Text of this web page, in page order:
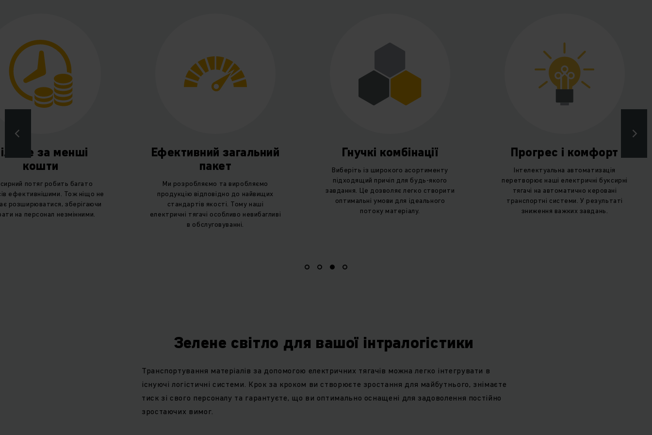
за менші
кошти
потяг робить багато
ефективнішими. Тож ніщо не
розширюватися, зберігаючи
на персонал незмінними.
Ефективний загальний
пакет
Ми розробляємо та виробляємо
продукцію відповідно до найвищих
стандартів якості. Тому наші
електричні тягачі особливо невибагливі
в обслуговуванні.
Гнучкі комбінації
Виберіть із широкого асортименту
підходящий причіп для будь-якого
завдання. Це дозволяє легко створити
оптимальні умови для ідеального
потоку матеріалу.
Прогрес і комфорт
Інтелектуальна автоматизація
перетворює наші електричні буксирні
тягачі на автоматично керовані
транспортні системи. У результаті
зниження важких завдань.
Зелене світло для вашої інтралогістики
Транспортування матеріалів за допомогою електричних тягачів можна легко інтегрувати в
існуючі логістичні системи. Крок за кроком ви створюєте зростання для майбутнього, знімаєте
тиск зі свого персоналу та гарантуєте, що ви оптимально оснащені для задоволення постійно
зростаючих вимог.